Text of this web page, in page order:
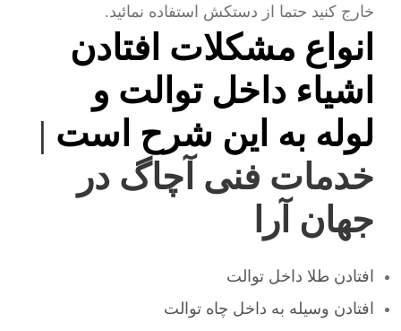
خارج کنید حتما از دستکش استفاده نمائید.
انواع مشکلات افتادن
اشیاء داخل توالت و
لوله به این شرح است |
خدمات فنی آچاگ در
جهان آرا
افتادن طلا داخل توالت
افتادن وسیله به داخل چاه توالت